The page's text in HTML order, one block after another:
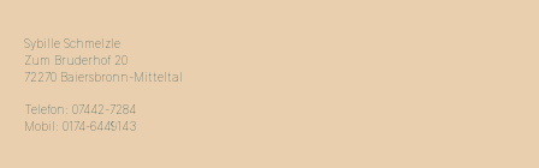
Sybille Schmelzle
Zum Bruderhof 20
72270 Baiersbronn-Mitteltal
Telefon: 07442-7284
Mobil: 0174-6449143